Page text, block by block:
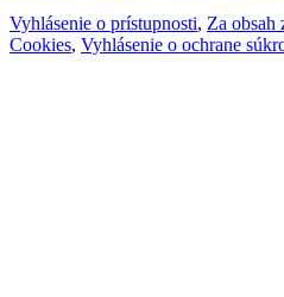
Vyhlásenie o prístupnosti, Za obsah
Cookies, Vyhlásenie o ochrane